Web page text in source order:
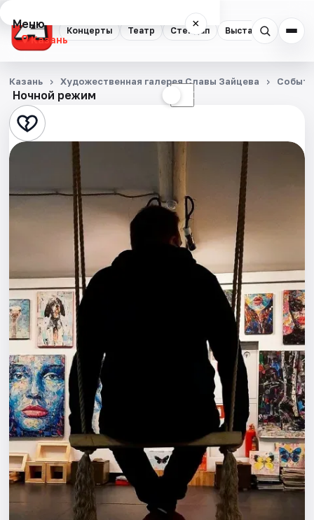
Концерты Театр Стендап Выставки
Меню ×
Казань
Концерты
Театр
Стендап
Квесты
Спорт
События
Города
Площадки
Артисты
Рейтинги
Ночной режим ☾
Казань Художественная галерея Славы Зайцева